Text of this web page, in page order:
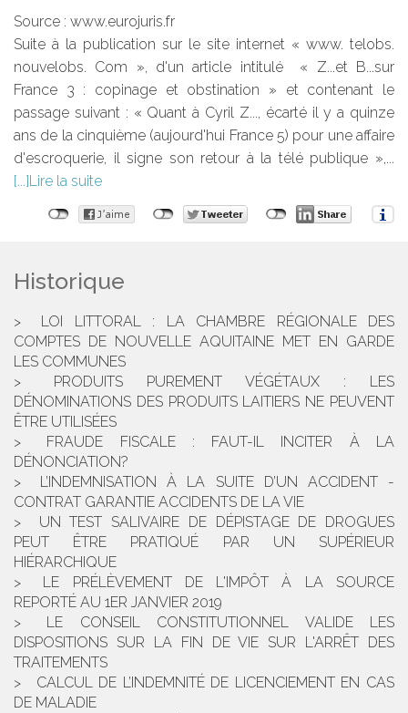
Source : www.eurojuris.fr
Suite à la publication sur le site internet « www. telobs.
nouvelobs. Com », d'un article intitulé « Z...et B...sur
France 3 : copinage et obstination » et contenant le
passage suivant : « Quant à Cyril Z..., écarté il y a quinze
ans de la cinquième (aujourd'hui France 5) pour une affaire
d'escroquerie, il signe son retour à la télé publique »,...
Lire la suite
Historique
LOI LITTORAL : LA CHAMBRE RÉGIONALE DES
COMPTES DE NOUVELLE AQUITAINE MET EN GARDE
LES COMMUNES
PRODUITS PUREMENT VÉGÉTAUX : LES
DÉNOMINATIONS DES PRODUITS LAITIERS NE PEUVENT
ÊTRE UTILISÉES
FRAUDE FISCALE : FAUT-IL INCITER À LA
DÉNONCIATION?
L’INDEMNISATION À LA SUITE D’UN ACCIDENT -
CONTRAT GARANTIE ACCIDENTS DE LA VIE
UN TEST SALIVAIRE DE DÉPISTAGE DE DROGUES
PEUT ÊTRE PRATIQUÉ PAR UN SUPÉRIEUR
HIÉRARCHIQUE
LE PRÉLÈVEMENT DE L'IMPÔT À LA SOURCE
REPORTÉ AU 1ER JANVIER 2019
LE CONSEIL CONSTITUTIONNEL VALIDE LES
DISPOSITIONS SUR LA FIN DE VIE SUR L'ARRÊT DES
TRAITEMENTS
CALCUL DE L’INDEMNITÉ DE LICENCIEMENT EN CAS
DE MALADIE